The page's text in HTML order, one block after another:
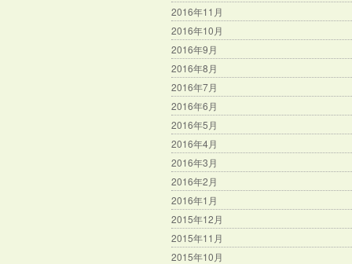
2016年11月
2016年10月
2016年9月
2016年8月
2016年7月
2016年6月
2016年5月
2016年4月
2016年3月
2016年2月
2016年1月
2015年12月
2015年11月
2015年10月